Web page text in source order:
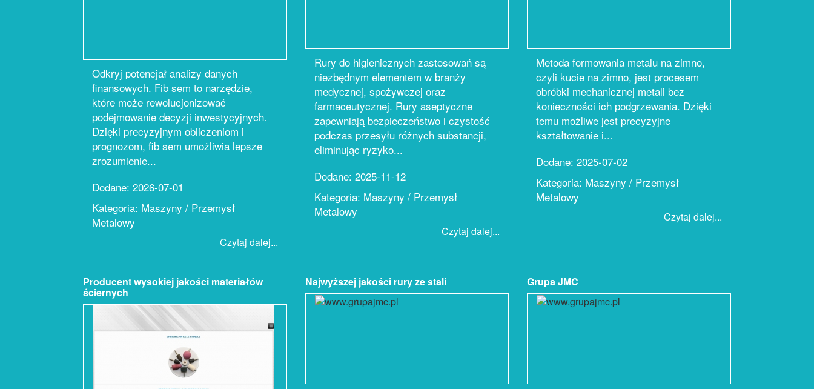
Odkryj potencjał analizy danych
finansowych. Fib sem to narzędzie,
które może rewolucjonizować
podejmowanie decyzji inwestycyjnych.
Dzięki precyzyjnym obliczeniom i
prognozom, fib sem umożliwia lepsze
zrozumienie...
Dodane: 2026-07-01
Kategoria: Maszyny / Przemysł
Metalowy
Czytaj dalej...
Rury do higienicznych zastosowań są
niezbędnym elementem w branży
medycznej, spożywczej oraz
farmaceutycznej. Rury aseptyczne
zapewniają bezpieczeństwo i czystość
podczas przesyłu różnych substancji,
eliminując ryzyko...
Dodane: 2025-11-12
Kategoria: Maszyny / Przemysł
Metalowy
Czytaj dalej...
Metoda formowania metalu na zimno,
czyli kucie na zimno, jest procesem
obróbki mechanicznej metali bez
konieczności ich podgrzewania. Dzięki
temu możliwe jest precyzyjne
kształtowanie i...
Dodane: 2025-07-02
Kategoria: Maszyny / Przemysł
Metalowy
Czytaj dalej...
Producent wysokiej jakości materiałów
ściernych
Najwyższej jakości rury ze stali Grupa JMC